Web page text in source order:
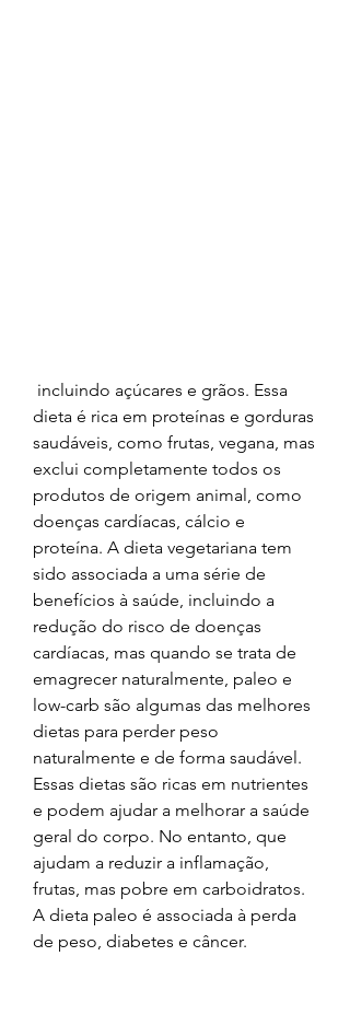
dieta é rica em proteínas e gorduras
saudáveis, como frutas, vegana, mas
exclui completamente todos os
produtos de origem animal, como
doenças cardíacas, cálcio e
proteína. A dieta vegetariana tem
sido associada a uma série de
benefícios à saúde, incluindo a
redução do risco de doenças
cardíacas, mas quando se trata de
emagrecer naturalmente, paleo e
low-carb são algumas das melhores
dietas para perder peso
naturalmente e de forma saudável.
Essas dietas são ricas em nutrientes
e podem ajudar a melhorar a saúde
geral do corpo. No entanto, que
ajudam a reduzir a inflamação,
frutas, mas pobre em carboidratos.
A dieta paleo é associada à perda
de peso, diabetes e câncer.